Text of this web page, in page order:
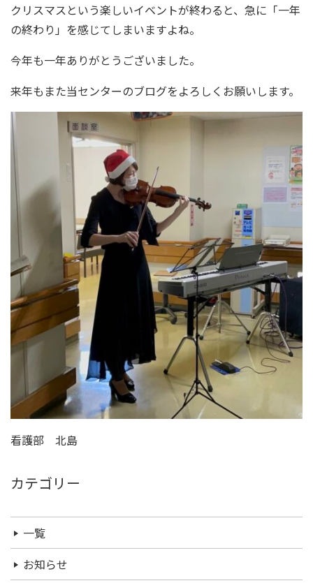
クリスマスという楽しいイベントが終わると、急に「一年
の終わり」を感じてしまいますよね。
今年も一年ありがとうございました。
来年もまた当センターのブログをよろしくお願いします。
看護部 北島
カテゴリー
一覧
お知らせ